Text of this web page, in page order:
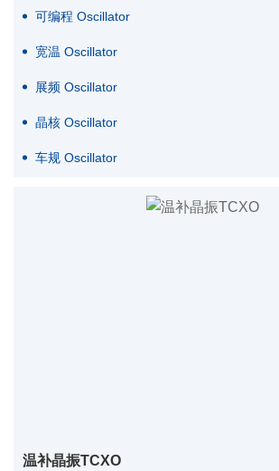
可编程 Oscillator
宽温 Oscillator
展频 Oscillator
晶核 Oscillator
车规 Oscillator
温补晶振TCXO